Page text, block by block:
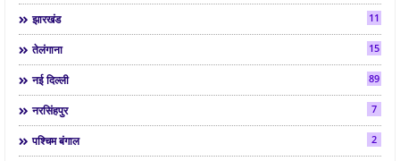
झारखंड 11
तेलंगाना 15
नई दिल्ली 89
नरसिंहपुर 7
पश्चिम बंगाल 2